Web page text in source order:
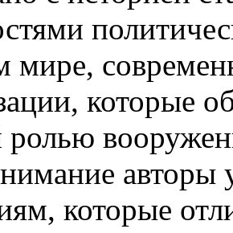
мире,
которые
ролью
авторы
которые